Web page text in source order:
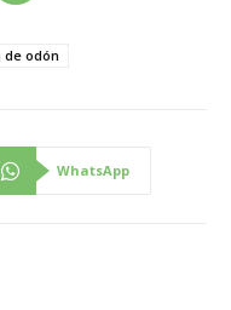
de odón
WhatsApp